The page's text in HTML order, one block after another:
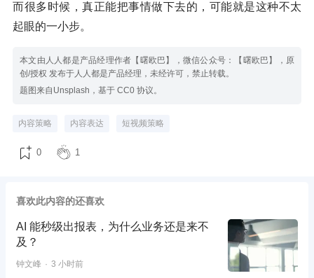
而很多时候，真正能把事情做下去的，可能就是这种不太
起眼的一小步。
本文由人人都是产品经理作者【曙欧巴】，微信公众号：【曙欧巴】，原
创/授权 发布于人人都是产品经理，未经许可，禁止转载。
题图来自Unsplash，基于 CC0 协议。
内容策略 内容表达 短视频策略
0 1
喜欢此内容的还喜欢
AI 能秒级出报表，为什么业务还是来不
及？
钟文峰 3 小时前